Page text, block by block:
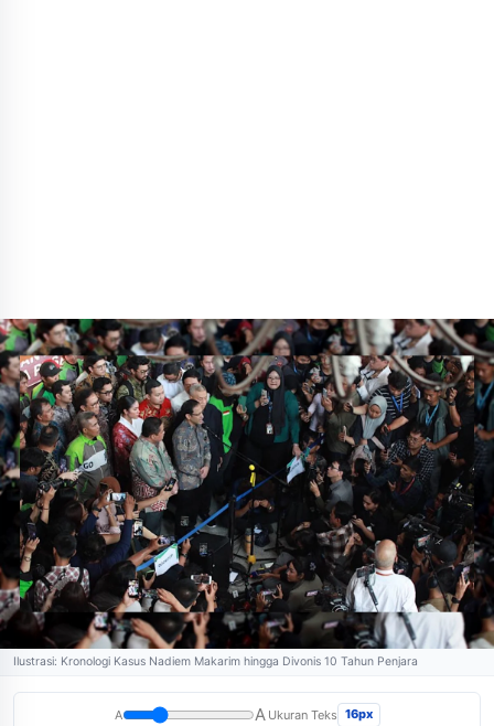
Ilustrasi: Kronologi Kasus Nadiem Makarim hingga Divonis 10 Tahun Penjara
A A Ukuran Teks 16px